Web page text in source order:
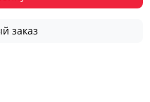
заказ